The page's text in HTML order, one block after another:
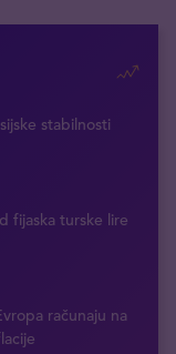
stabilnosti
fijaska turske lire
računaju na